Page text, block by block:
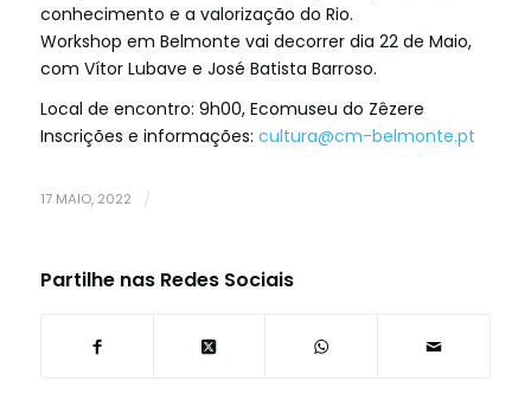
conhecimento e a valorização do Rio.
Workshop em Belmonte vai decorrer dia 22 de Maio,
com Vítor Lubave e José Batista Barroso.
Local de encontro: 9h00, Ecomuseu do Zêzere
Inscrições e informações: cultura@cm-belmonte.pt
17 MAIO, 2022 /
Partilhe nas Redes Sociais